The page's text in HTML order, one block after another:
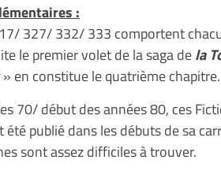
:
327/ 332/ 333 comportent
le premier volet de la saga dela
» en constitue le quatrième chapitre.
70/ début des années 80, ces
publié dans les débuts de sa
sont assez difficiles à trouver.